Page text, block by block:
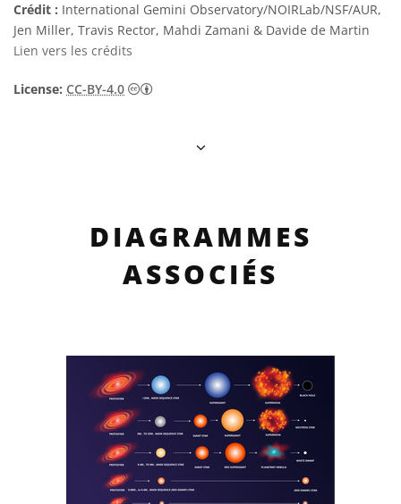
Crédit : International Gemini Observatory/NOIRLab/NSF/AUR,
Jen Miller, Travis Rector, Mahdi Zamani & Davide de Martin
Lien vers les crédits
License: CC-BY-4.0 Creative Commons (CC) Attribution 4.0
DIAGRAMMES
ASSOCIÉS